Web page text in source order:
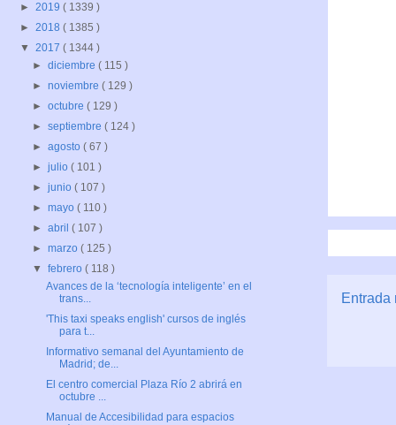
Entrada
► 2019 ( 1339 )
► 2018 ( 1385 )
▼ 2017 ( 1344 )
►diciembre( 115 )
►noviembre( 129 )
►octubre( 129 )
►septiembre( 124 )
►agosto( 67 )
►julio( 101 )
►junio( 107 )
►mayo( 110 )
►abril( 107 )
►marzo( 125 )
▼febrero( 118 )
Avances de la ‘tecnología inteligente’ en el
trans...
'This taxi speaks english' cursos de inglés
para t...
Informativo semanal del Ayuntamiento de
Madrid; de...
El centro comercial Plaza Río 2 abrirá en
octubre ...
Manual de Accesibilidad para espacios